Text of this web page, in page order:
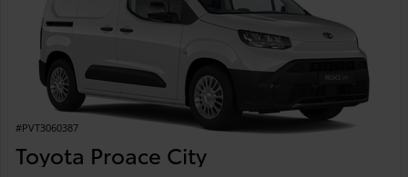
#PVT3060387
Toyota Proace City